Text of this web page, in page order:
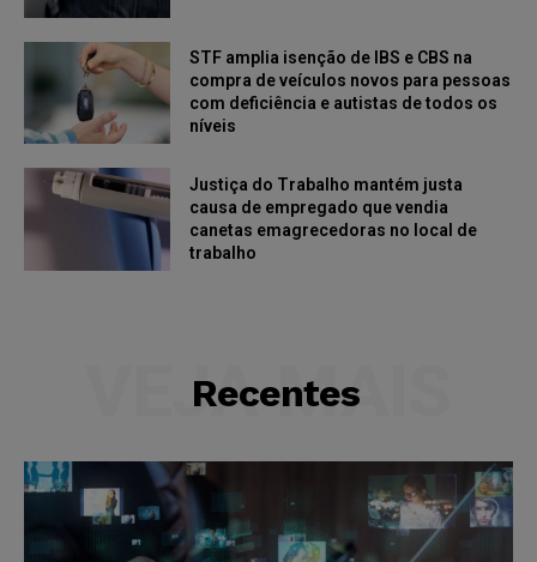
STF amplia isenção de IBS e CBS na
compra de veículos novos para pessoas
com deficiência e autistas de todos os
níveis
Justiça do Trabalho mantém justa
causa de empregado que vendia
canetas emagrecedoras no local de
trabalho
Recentes
VEJA MAIS